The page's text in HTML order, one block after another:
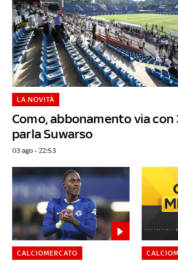
Como, abbonamento via con
parla Suwarso
LA NOVITÀ
03 ago - 22:53
CALCIOMERCATO